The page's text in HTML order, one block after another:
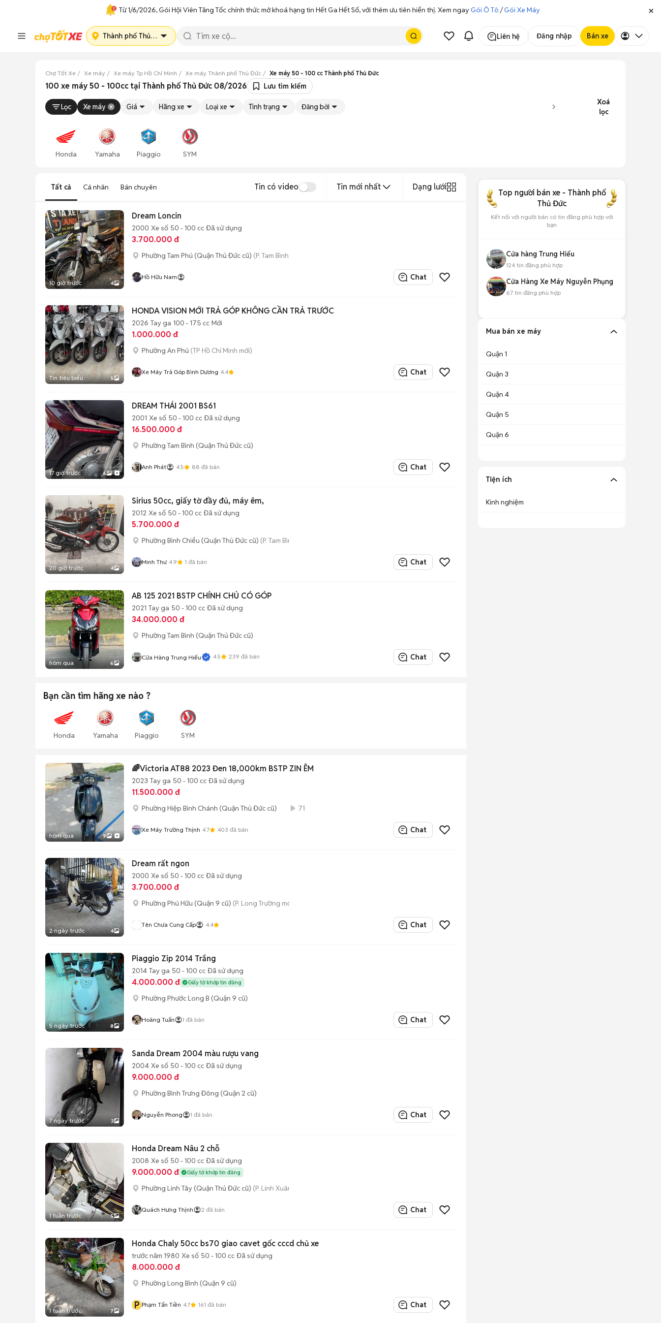
Từ 1/6/2026, Gói Hội Viên Tăng Tốc chính thức mở khoá hạng tin Hết Ga Hết Số, với thêm ưu tiên hiển thị. Xem ngayGói Ô Tô /Gói Xe Máy
Thành phố Thủ Đức Liên hệ Đăng nhập Bán xe
Chợ Tốt Xe Xe máy Xe máy Tp Hồ Chí Minh Xe máy Thành phố Thủ Đức Xe máy 50 - 100 cc Thành phố Thủ Đức
100 xe máy 50 - 100cc tại Thành phố Thủ Đức 08/2026 Lưu tìm kiếm
Lọc Xe máy Giá Hãng xe Loại xe Tình trạng Đăng bởi
Xoá
lọc
Honda Yamaha Piaggio SYM
Tất cả Cá nhân Bán chuyên Tin có video Tin mới nhất Dạng lưới
10 giờ trước 4
Dream Loncin
2000 Xe số 50 - 100 cc Đã sử dụng
3.700.000 đ
Phường Tam Phú (Quận Thủ Đức cũ) (P. Tam Bình mới)
Hồ Hữu Nam Chat
Tin tiêu biểu 5
HONDA VISION MỚI TRẢ GÓP KHÔNG CẦN TRẢ TRƯỚC
2026 Tay ga 100 - 175 cc Mới
1.000.000 đ
Phường An Phú (TP Hồ Chí Minh mới)
Xe Máy Trả Góp Bình Dương 4.4 Chat
17 giờ trước 6
DREAM THÁI 2001 BS61
2001 Xe số 50 - 100 cc Đã sử dụng
16.500.000 đ
Phường Tam Bình (Quận Thủ Đức cũ)
Anh Phát 4.5 88 đã bán Chat
20 giờ trước 4
Sirius 50cc, giấy tờ đầy đủ, máy êm,
2012 Xe số 50 - 100 cc Đã sử dụng
5.700.000 đ
Phường Bình Chiểu (Quận Thủ Đức cũ) (P. Tam Bình mới)
Minh Thư 4.9 1 đã bán Chat
hôm qua 6
AB 125 2021 BSTP CHÍNH CHỦ CÓ GÓP
2021 Tay ga 50 - 100 cc Đã sử dụng
34.000.000 đ
Phường Tam Bình (Quận Thủ Đức cũ)
Cửa Hàng Trung Hiếu 4.5 239 đã bán Chat
Bạn cần tìm hãng xe nào ?
Honda Yamaha Piaggio SYM
hôm qua 9
🌈Victoria AT88 2023 Đen 18,000km BSTP ZIN ÊM
2023 Tay ga 50 - 100 cc Đã sử dụng
11.500.000 đ
Phường Hiệp Bình Chánh (Quận Thủ Đức cũ) 71
Xe Máy Trường Thịnh 4.7 403 đã bán Chat
2 ngày trước 4
Dream rất ngon
2000 Xe số 50 - 100 cc Đã sử dụng
3.700.000 đ
Phường Phú Hữu (Quận 9 cũ) (P. Long Trường mới)
Tên Chưa Cung Cấp 4.4 Chat
5 ngày trước 8
Piaggio Zip 2014 Trắng
2014 Tay ga 50 - 100 cc Đã sử dụng
4.000.000 đ Giấy tờ khớp tin đăng
Phường Phước Long B (Quận 9 cũ)
Hoàng Tuấn 1 đã bán Chat
7 ngày trước 3
Sanda Dream 2004 màu rượu vang
2004 Xe số 50 - 100 cc Đã sử dụng
9.000.000 đ
Phường Bình Trưng Đông (Quận 2 cũ)
Nguyễn Phong 1 đã bán Chat
1 tuần trước 5
Honda Dream Nâu 2 chỗ
2008 Xe số 50 - 100 cc Đã sử dụng
9.000.000 đ Giấy tờ khớp tin đăng
Phường Linh Tây (Quận Thủ Đức cũ) (P. Linh Xuân mới)
Quách Hưng Thịnh 2 đã bán Chat
1 tuần trước 7
Honda Chaly 50cc bs70 giao cavet gốc cccd chủ xe
trước năm 1980 Xe số 50 - 100 cc Đã sử dụng
8.000.000 đ
Phường Long Bình (Quận 9 cũ)
P Phạm Tấn Tiền 4.7 161 đã bán Chat
Top người bán xe - Thành phố
Thủ Đức
Kết nối với người bán có tin đăng phù hợp với
bạn
Cửa hàng Trung Hiếu
124 tin đăng phù hợp
Cửa Hàng Xe Máy Nguyễn Phụng
67 tin đăng phù hợp
Mua bán xe máy
Quận 1
Quận 3
Quận 4
Quận 5
Quận 6
Tiện ích
Kinh nghiệm